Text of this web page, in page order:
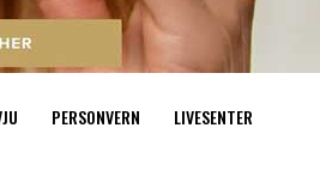
PERSONVERN LIVESENTER